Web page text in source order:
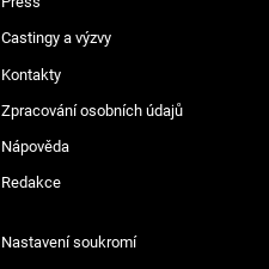
Castingy a výzvy
Kontakty
Zpracování osobních údajů
Nápověda
Redakce
Nastavení soukromí